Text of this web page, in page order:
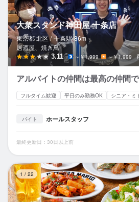
大衆スタンド神田屋 十条店
東京都 北区 / 十条駅 86m
居酒屋、焼き鳥
3.11 ～￥1,999 ～￥1,999
アルバイトの仲間は最高の仲間で
フルタイム歓迎 平日のみ勤務OK シニア・ミ
バイト ホールスタッフ
最終更新日：30日以上前
1 / 22